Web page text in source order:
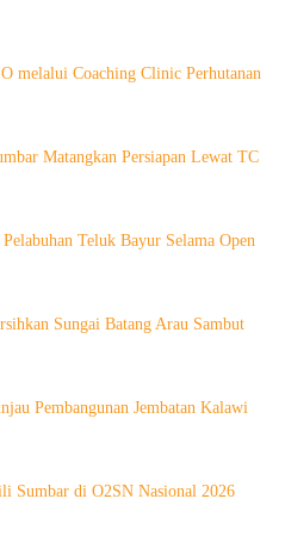
melalui Coaching Clinic Perhutanan
Matangkan Persiapan Lewat TC
Teluk Bayur Selama Open
Sungai Batang Arau Sambut
Pembangunan Jembatan Kalawi
Sumbar di O2SN Nasional 2026